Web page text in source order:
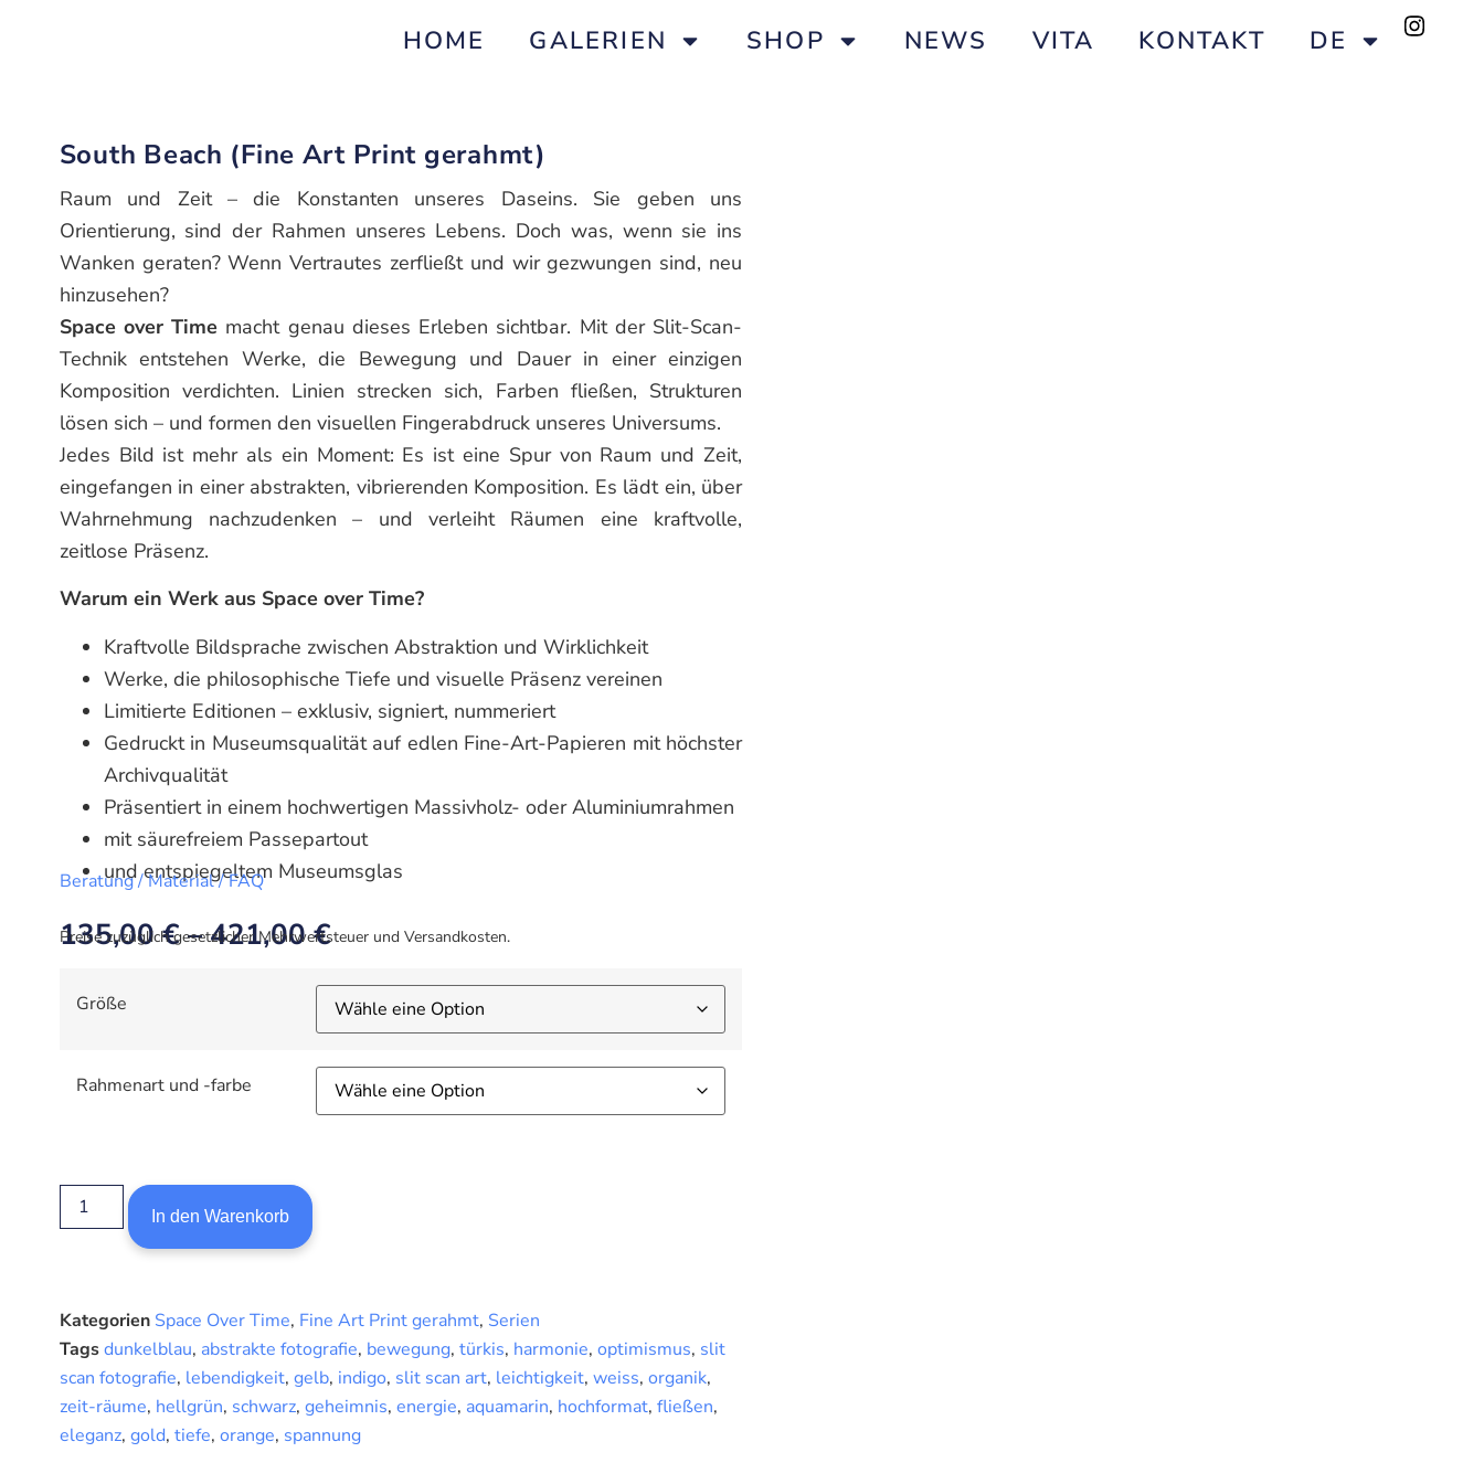
HOME GALERIEN SHOP NEWS VITA KONTAKT DE
South Beach (Fine Art Print gerahmt)
Raum und Zeit – die Konstanten unseres Daseins. Sie geben uns
Orientierung, sind der Rahmen unseres Lebens. Doch was, wenn sie ins
Wanken geraten? Wenn Vertrautes zerfließt und wir gezwungen sind, neu
hinzusehen?
Space over Time macht genau dieses Erleben sichtbar. Mit der Slit-Scan-
Technik entstehen Werke, die Bewegung und Dauer in einer einzigen
Komposition verdichten. Linien strecken sich, Farben fließen, Strukturen
lösen sich – und formen den visuellen Fingerabdruck unseres Universums.
Jedes Bild ist mehr als ein Moment: Es ist eine Spur von Raum und Zeit,
eingefangen in einer abstrakten, vibrierenden Komposition. Es lädt ein, über
Wahrnehmung nachzudenken – und verleiht Räumen eine kraftvolle,
zeitlose Präsenz.
Warum ein Werk aus Space over Time?
Kraftvolle Bildsprache zwischen Abstraktion und Wirklichkeit
Werke, die philosophische Tiefe und visuelle Präsenz vereinen
Limitierte Editionen – exklusiv, signiert, nummeriert
Gedruckt in Museumsqualität auf edlen Fine-Art-Papieren mit höchster
Archivqualität
Präsentiert in einem hochwertigen Massivholz- oder Aluminiumrahmen
mit säurefreiem Passepartout
und entspiegeltem Museumsglas
Beratung / Material / FAQ
135,00€–421,00€
Preise zuzüglich gesetzlicher Mehrwertsteuer und Versandkosten.
Größe
Rahmenart und -farbe
In den Warenkorb
Kategorien Space Over Time, Fine Art Print gerahmt, Serien
Tagsdunkelblau, abstrakte fotografie, bewegung, türkis, harmonie, optimismus, slit
scan fotografie, lebendigkeit, gelb, indigo, slit scan art, leichtigkeit, weiss, organik,
zeit-räume, hellgrün, schwarz, geheimnis, energie, aquamarin, hochformat, fließen,
eleganz, gold, tiefe, orange, spannung